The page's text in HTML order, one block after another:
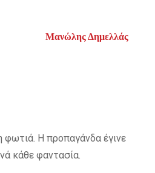
Μανώλης Δημελλάς
φωτιά. Η προπαγάνδα έγινε
κάθε φαντασία.